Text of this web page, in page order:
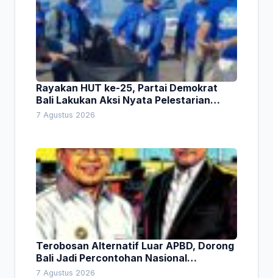
Rayakan HUT ke-25, Partai Demokrat
Bali Lakukan Aksi Nyata Pelestarian
Lingkungan
7 Agustus 2026
Terobosan Alternatif Luar APBD, Dorong
Bali Jadi Percontohan Nasional
Pembiayaan Daerah
7 Agustus 2026